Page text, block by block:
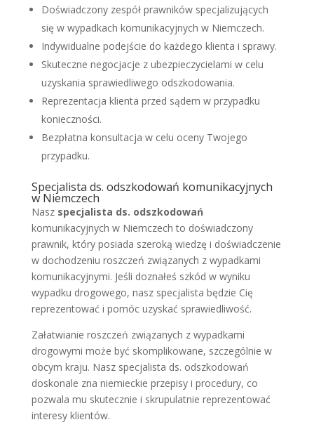
Doświadczony zespół prawników specjalizujących
się w wypadkach komunikacyjnych w Niemczech.
Indywidualne podejście do każdego klienta i sprawy.
Skuteczne negocjacje z ubezpieczycielami w celu
uzyskania sprawiedliwego odszkodowania.
Reprezentacja klienta przed sądem w przypadku
konieczności.
Bezpłatna konsultacja w celu oceny Twojego
przypadku.
Specjalista ds. odszkodowań komunikacyjnych
w Niemczech
Nasz specjalista ds. odszkodowań
komunikacyjnych w Niemczech to doświadczony
prawnik, który posiada szeroką wiedzę i doświadczenie
w dochodzeniu roszczeń związanych z wypadkami
komunikacyjnymi. Jeśli doznałeś szkód w wyniku
wypadku drogowego, nasz specjalista będzie Cię
reprezentować i pomóc uzyskać sprawiedliwość.
Załatwianie roszczeń związanych z wypadkami
drogowymi może być skomplikowane, szczególnie w
obcym kraju. Nasz specjalista ds. odszkodowań
doskonale zna niemieckie przepisy i procedury, co
pozwala mu skutecznie i skrupulatnie reprezentować
interesy klientów.